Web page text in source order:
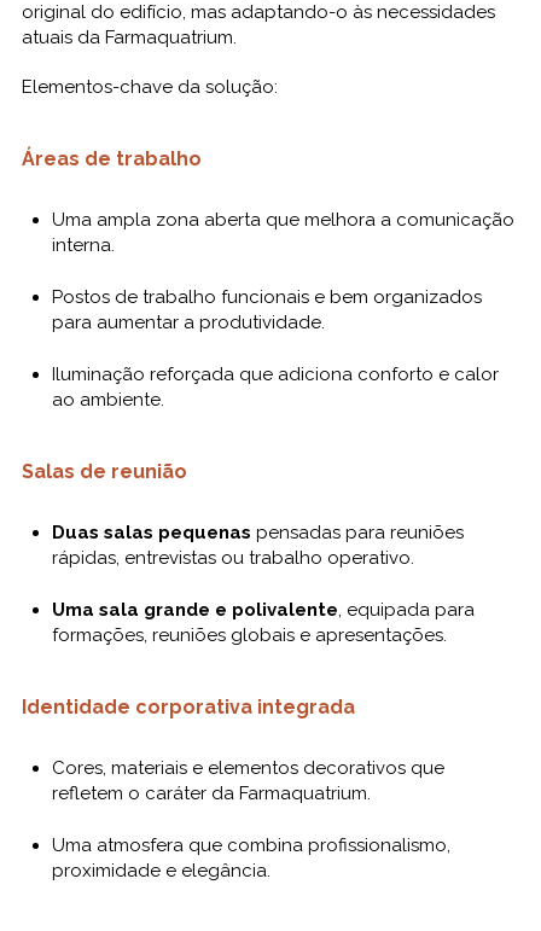
original do edifício, mas adaptando-o às necessidades
atuais da Farmaquatrium.
Elementos-chave da solução:
Áreas de trabalho
Uma ampla zona aberta que melhora a comunicação
interna.
Postos de trabalho funcionais e bem organizados
para aumentar a produtividade.
Iluminação reforçada que adiciona conforto e calor
ao ambiente.
Salas de reunião
Duas salas pequenas pensadas para reuniões
rápidas, entrevistas ou trabalho operativo.
Uma sala grande e polivalente, equipada para
formações, reuniões globais e apresentações.
Identidade corporativa integrada
Cores, materiais e elementos decorativos que
refletem o caráter da Farmaquatrium.
Uma atmosfera que combina profissionalismo,
proximidade e elegância.